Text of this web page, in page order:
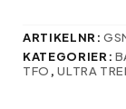
iPhone
6,1″
Resa
ARTIKELNR:
KATEGORIER:
TFO ,ULTRA